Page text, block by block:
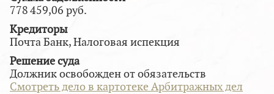
778 459,06 руб.
Кредиторы
Почта Банк, Налоговая испекция
Решение суда
Должник освобожден от обязательств
Смотреть дело в картотеке Арбитражных дел